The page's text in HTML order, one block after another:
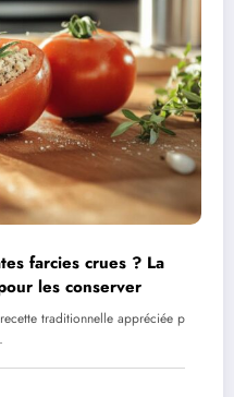
farcies crues ? La
les conserver
traditionnelle appréciée p